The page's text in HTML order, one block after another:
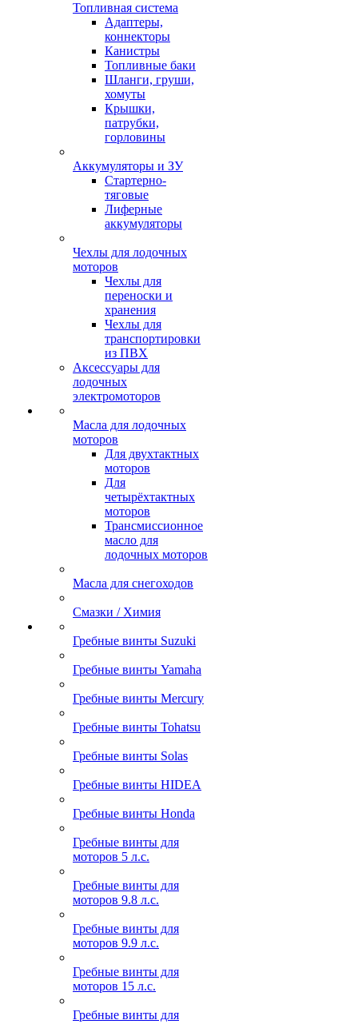
Топливная система
Адаптеры,
коннекторы
Канистры
Топливные баки
Шланги, груши,
хомуты
Крышки,
патрубки,
горловины
Аккумуляторы и ЗУ
Стартерно-
тяговые
Лиферные
аккумуляторы
Чехлы для лодочных
моторов
Чехлы для
переноски и
хранения
Чехлы для
транспортировки
из ПВХ
Аксессуары для
лодочных
электромоторов
Масла для лодочных
моторов
Для двухтактных
моторов
Для
четырёхтактных
моторов
Трансмиссионное
масло для
лодочных моторов
Масла для снегоходов
Смазки / Химия
Гребные винты Suzuki
Гребные винты Yamaha
Гребные винты Mercury
Гребные винты Tohatsu
Гребные винты Solas
Гребные винты HIDEA
Гребные винты Honda
Гребные винты для
моторов 5 л.с.
Гребные винты для
моторов 9.8 л.с.
Гребные винты для
моторов 9.9 л.с.
Гребные винты для
моторов 15 л.с.
Гребные винты для